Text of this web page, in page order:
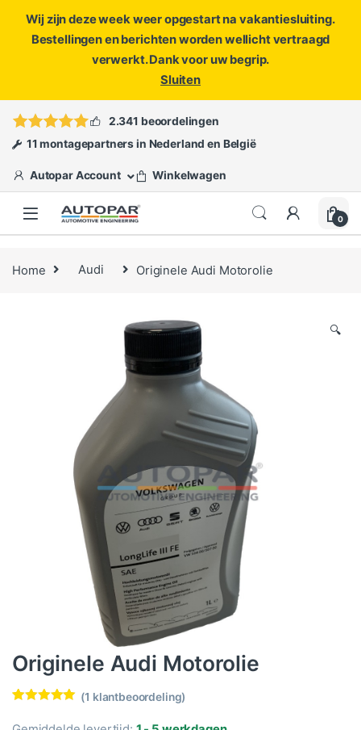
Wij zijn deze week weer opgestart na vakantiesluiting.
Bestellingen en berichten worden wellicht vertraagd
verwerkt. Dank voor uw begrip.
Sluiten
ofopen een ticket
2.341 beoordelingen
11 montagepartners in Nederland en België
Autopar Account Winkelwagen
0
Home Audi Originele Audi Motorolie
🔍
Originele Audi Motorolie
5.00
op 5
(1 klantbeoordeling)